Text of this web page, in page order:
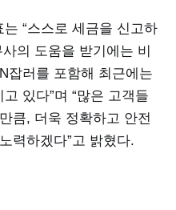
“스스로 세금을 신고하
의 도움을 받기에는 비
잡러를 포함해 최근에는
있다”며 “많은 고객들
큼, 더욱 정확하고 안전
력하겠다”고 밝혔다.